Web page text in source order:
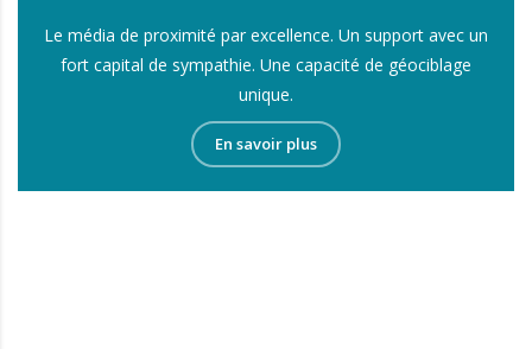
Le média de proximité par excellence. Un support avec un
fort capital de sympathie. Une capacité de géociblage
unique.
En savoir plus